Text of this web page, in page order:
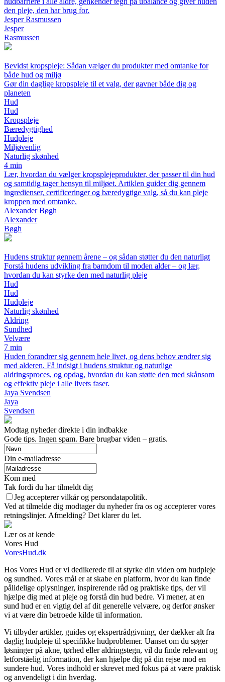
den pleje, den har brug for.
Jesper Rasmussen
Jesper
Rasmussen
Bevidst kropspleje: Sådan vælger du produkter med omtanke for
både hud og miljø
Gør din daglige kropspleje til et valg, der gavner både dig og
planeten
Hud
Hud
Kropspleje
Bæredygtighed
Hudpleje
Miljøvenlig
Naturlig skønhed
4 min
Lær, hvordan du vælger kropsplejeprodukter, der passer til din hud
og samtidig tager hensyn til miljøet. Artiklen guider dig gennem
ingredienser, certificeringer og bæredygtige valg, så du kan pleje
kroppen med omtanke.
Alexander Bøgh
Alexander
Bøgh
Hudens struktur gennem årene – og sådan støtter du den naturligt
Forstå hudens udvikling fra barndom til moden alder – og lær,
hvordan du kan styrke den med naturlig pleje
Hud
Hud
Hudpleje
Naturlig skønhed
Aldring
Sundhed
Velvære
7 min
Huden forandrer sig gennem hele livet, og dens behov ændrer sig
med alderen. Få indsigt i hudens struktur og naturlige
aldringsproces, og opdag, hvordan du kan støtte den med skånsom
og effektiv pleje i alle livets faser.
Jaya Svendsen
Jaya
Svendsen
Modtag nyheder direkte i din indbakke
Gode tips. Ingen spam. Bare brugbar viden – gratis.
Din e-mailadresse
Kom med
Tak fordi du har tilmeldt dig
Jeg accepterer vilkår og persondatapolitik.
Ved at tilmelde dig modtager du nyheder fra os og accepterer vores
retningslinjer. Afmelding? Det klarer du let.
Lær os at kende
Vores Hud
VoresHud.dk
Hos Vores Hud er vi dedikerede til at styrke din viden om hudpleje
og sundhed. Vores mål er at skabe en platform, hvor du kan finde
pålidelige oplysninger, inspirerende råd og praktiske tips, der vil
hjælpe dig med at pleje og forstå din hud bedre. Vi mener, at en
sund hud er en vigtig del af dit generelle velvære, og derfor ønsker
vi at være din betroede kilde til information.
Vi tilbyder artikler, guides og ekspertrådgivning, der dækker alt fra
daglig hudpleje til specifikke hudproblemer. Uanset om du søger
løsninger på akne, tørhed eller aldringstegn, vil du finde relevant og
letforståelig information, der kan hjælpe dig på din rejse mod en
sundere hud. Vores indhold er skrevet med fokus på at være praktisk
og anvendeligt i din hverdag.